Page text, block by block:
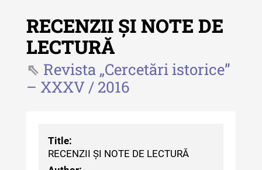
Revista "Cercetări istorice"
Revista "Cercetări istorice" - XLIV
- 2024
RECENZII ȘI NOTE DE
LECTURĂ
Revista „Cercetări istorice”
– XXXV / 2016
Title:
RECENZII ȘI NOTE DE LECTURĂ